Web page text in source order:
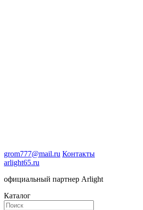
grom777@mail.ru Контакты
arlight65.ru
официальный партнер Arlight
Каталог